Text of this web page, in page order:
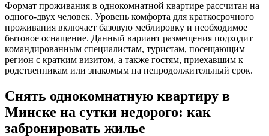
Формат проживания в однокомнатной квартире рассчитан на
одного-двух человек. Уровень комфорта для краткосрочного
проживания включает базовую меблировку и необходимое
бытовое оснащение. Данный вариант размещения подходит
командированным специалистам, туристам, посещающим
регион с кратким визитом, а также гостям, приехавшим к
родственникам или знакомым на непродолжительный срок.
Снять однокомнатную квартиру в
Минске на сутки недорого: как
забронировать жилье